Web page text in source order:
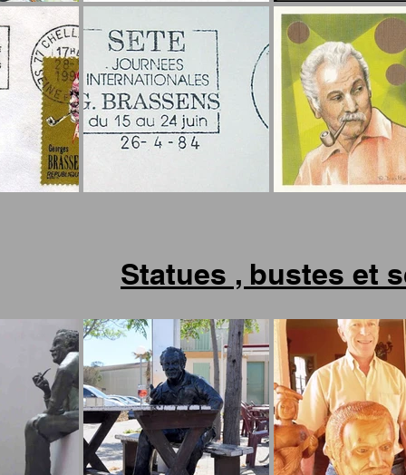
Statues , bustes et